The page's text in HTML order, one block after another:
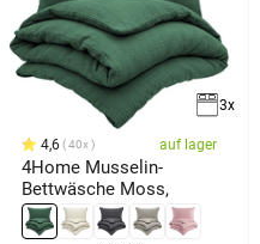
3x
4,6 40x auf lager
4Home Musselin-
Bettwäsche Moss,